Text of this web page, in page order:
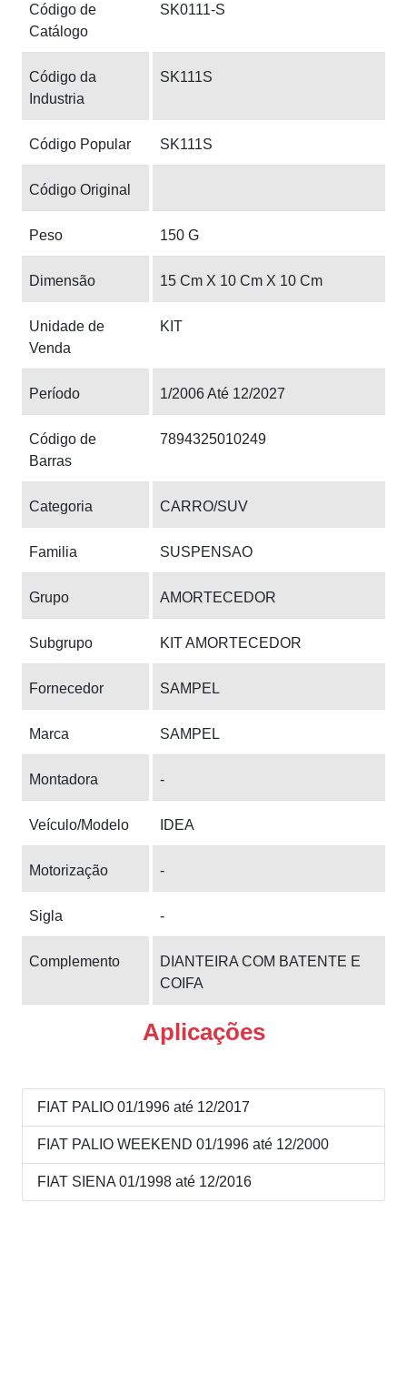
Código de
Catálogo
SK0111-S
Código da
Industria
SK111S
Código Popular SK111S
Código Original
Peso 150 G
Dimensão 15 Cm X 10 Cm X 10 Cm
Unidade de
Venda
KIT
Período 1/2006 Até 12/2027
Código de
Barras
7894325010249
Categoria CARRO/SUV
Familia SUSPENSAO
Grupo AMORTECEDOR
Subgrupo KIT AMORTECEDOR
Fornecedor SAMPEL
Marca SAMPEL
Montadora -
Veículo/Modelo IDEA
Motorização -
Sigla -
Complemento
DIANTEIRA COM BATENTE E
COIFA
Aplicações
FIAT PALIO 01/1996 até 12/2017
FIAT PALIO WEEKEND 01/1996 até 12/2000
FIAT SIENA 01/1998 até 12/2016